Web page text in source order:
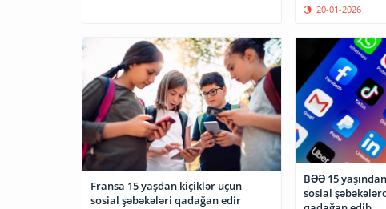
20-01-2026
Fransa 15 yaşdan kiçiklər üçün
sosial şəbəkələri qadağan edir
BƏƏ 15
sosial